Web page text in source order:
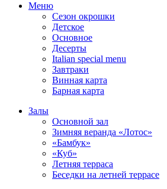
Меню
Сезон окрошки
Детское
Основное
Десерты
Italian special menu
Завтраки
Винная карта
Барная карта
Залы
Основной зал
Зимняя веранда «Лотос»
«Бамбук»
«Куб»
Летняя терраса
Беседки на летней террасе